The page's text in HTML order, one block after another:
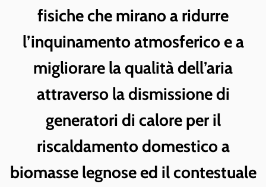
fisiche che mirano a ridurre
l’inquinamento atmosferico e a
migliorare la qualità dell’aria
attraverso la dismissione di
generatori di calore per il
riscaldamento domestico a
biomasse legnose ed il contestuale